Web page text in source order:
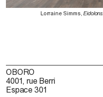
Lorraine Simms,Eidolons
OBORO
4001, rue Berri
Espace 301